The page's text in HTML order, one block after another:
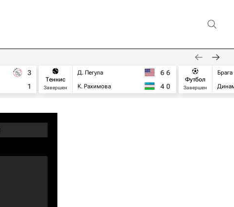
3
1
Теннис
Завершен
Д. Пегула
К. Рахимова
6 6
4 0
Футбол
Завершен
Брага